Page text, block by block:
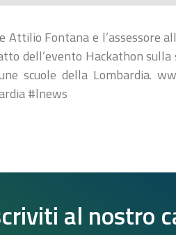
Attilio Fontana e l’assessore
dell’evento Hackathon
scuole della Lombardia.
#lnews
al nostro